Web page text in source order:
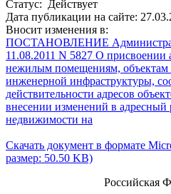
Статус: Действует
Дата публикации на сайте:
Вносит изменения в:
ПОСТАНОВЛЕНИЕ
11.08.2011 N 5827 О присвоении
нежилым помещениям, объектам
инженерной инфраструктуры,
действительности адресов
внесении изменений в адресный
недвижимости на
Скачать документ в формате
размер: 50.50 KB)
Российская